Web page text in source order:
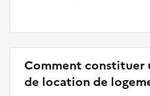
Comment constituer
de location de